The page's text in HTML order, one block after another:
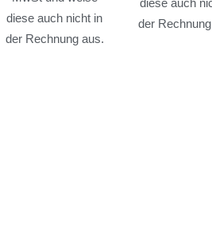
diese auch nicht in
der Rechnung aus.
der